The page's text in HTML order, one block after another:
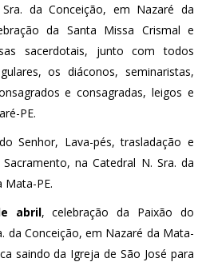
da Conceição, em Nazaré da
da Santa Missa Crismal e
sacerdotais, junto com todos
os diáconos, seminaristas,
e consagradas, leigos e
PE.
Senhor, Lava-pés, trasladação e
na Catedral N. Sra. da
Mata-PE.
abril, celebração da Paixão do
da Conceição, em Nazaré da Mata-
saindo da Igreja de São José para